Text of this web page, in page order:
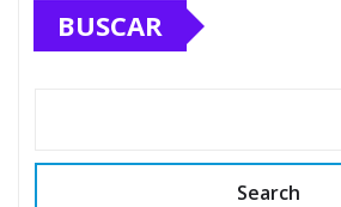
BUSCAR
Search